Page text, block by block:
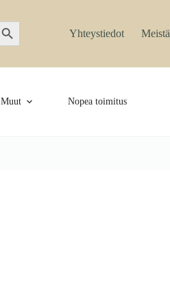
Search Button Yhteystiedot Meistä
Muut Nopea toimitus